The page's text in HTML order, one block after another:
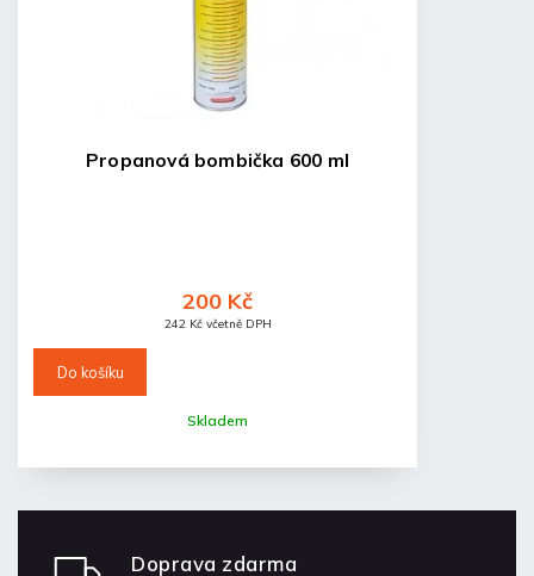
Propanová bombička 600 ml
Skladem
242 Kč včetně DPH
200 Kč
Do košíku
Doprava zdarma